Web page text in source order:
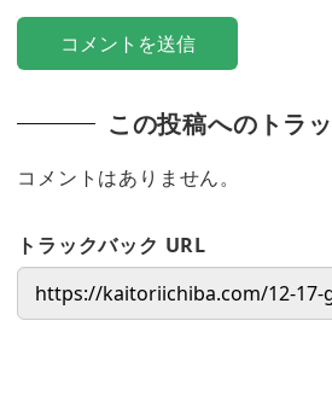
この投稿へのトラ
コメントはありません。
トラックバック URL